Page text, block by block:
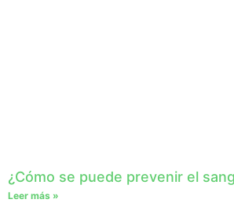
¿Cómo se puede prevenir el
Leer más »